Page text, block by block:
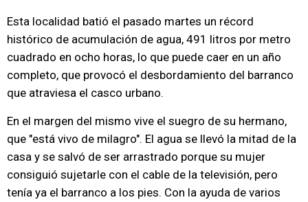
Esta localidad batió el pasado martes un récord
histórico de acumulación de agua, 491 litros por metro
cuadrado en ocho horas, lo que puede caer en un año
completo, que provocó el desbordamiento del barranco
que atraviesa el casco urbano.
En el margen del mismo vive el suegro de su hermano,
que "está vivo de milagro". El agua se llevó la mitad de la
casa y se salvó de ser arrastrado porque su mujer
consiguió sujetarle con el cable de la televisión, pero
tenía ya el barranco a los pies. Con la ayuda de varios